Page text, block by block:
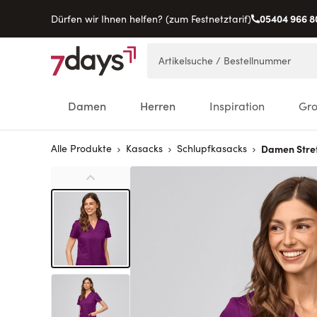
Dürfen wir Ihnen helfen? (zum Festnetztarif) 05404 966
Direkt zum Inhalt
Damen Herren Inspiration
Alle Produkte Kasacks Schlupfkasacks Damen